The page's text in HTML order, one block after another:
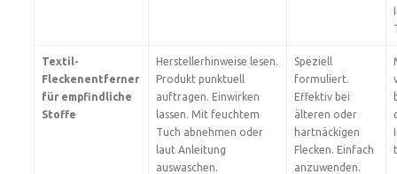
Textil-
Fleckenentferner
für empfindliche
Stoffe
Herstellerhinweise lesen.
Produkt punktuell
auftragen. Einwirken
lassen. Mit feuchtem
Tuch abnehmen oder
laut Anleitung
auswaschen.
Speziell
formuliert.
Effektiv bei
älteren oder
hartnäckigen
Flecken. Einfach
anzuwenden.